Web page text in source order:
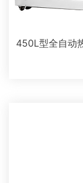
450L型全自动